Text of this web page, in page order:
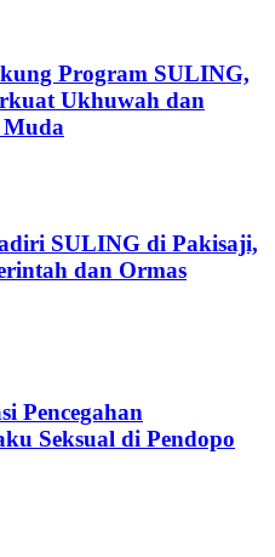
Program SULING,
Ukhuwah dan
Muda
SULING di Pakisaji,
dan Ormas
Pencegahan
Seksual di Pendopo